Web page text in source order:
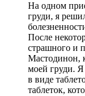
На одном
груди, я
После
страшного и
Мастодинон,
моей груди. Я
в виде
таблеток,